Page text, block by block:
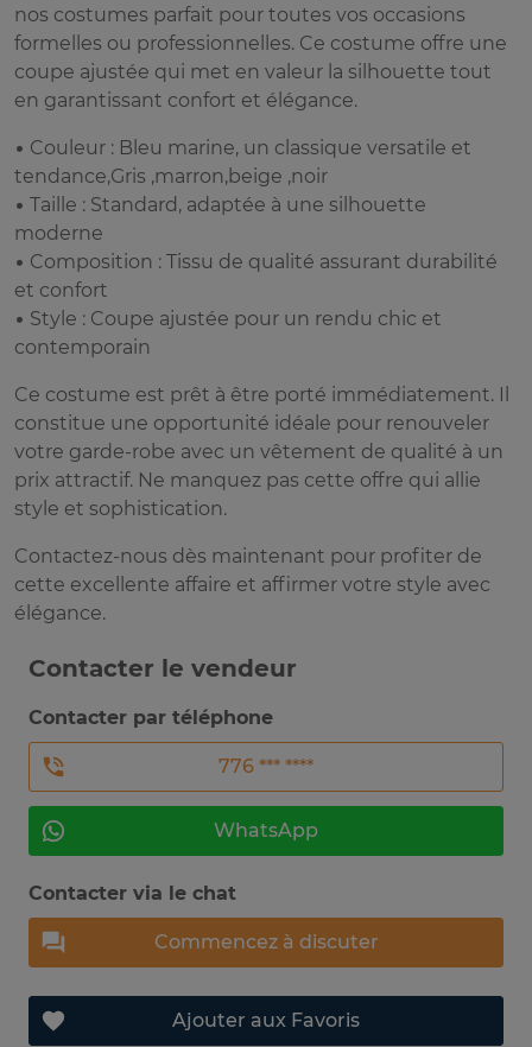
nos costumes parfait pour toutes vos occasions
formelles ou professionnelles. Ce costume offre une
coupe ajustée qui met en valeur la silhouette tout
en garantissant confort et élégance.
• Couleur : Bleu marine, un classique versatile et
tendance,Gris ,marron,beige ,noir
• Taille : Standard, adaptée à une silhouette
moderne
• Composition : Tissu de qualité assurant durabilité
et confort
• Style : Coupe ajustée pour un rendu chic et
contemporain
Ce costume est prêt à être porté immédiatement. Il
constitue une opportunité idéale pour renouveler
votre garde-robe avec un vêtement de qualité à un
prix attractif. Ne manquez pas cette offre qui allie
style et sophistication.
Contactez-nous dès maintenant pour profiter de
cette excellente affaire et affirmer votre style avec
élégance.
Contacter le vendeur
Contacter par téléphone
776 *** ****
WhatsApp
Contacter via le chat
Commencez à discuter
Ajouter aux Favoris